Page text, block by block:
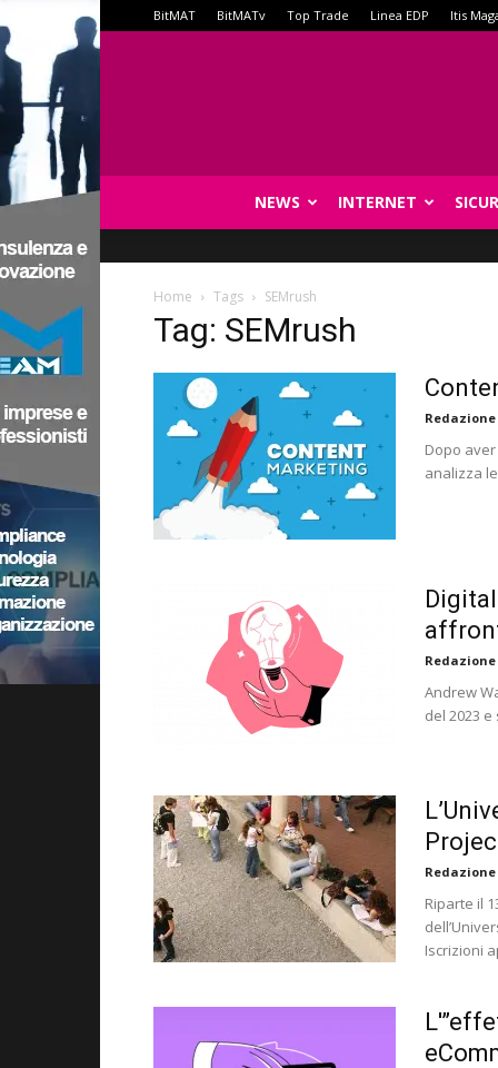
BitMAT BitMATv Top Trade Linea EDP Itis
NEWS INTERNET
Home Tags SEMrush
Tag: SEMrush
Dopo
analizza
Andrew
del 2023
Riparte il
Iscrizioni